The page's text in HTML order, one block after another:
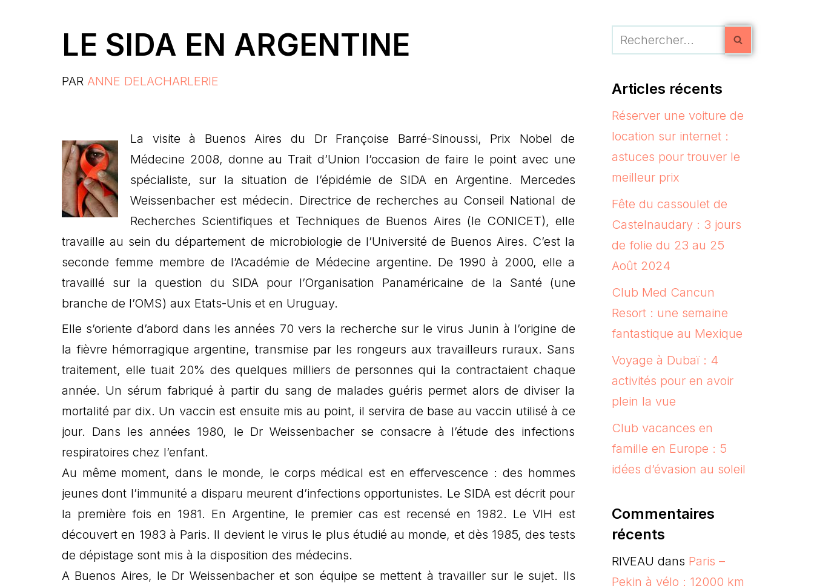
LE SIDA EN ARGENTINE
PAR ANNE DELACHARLERIE
La visite à Buenos Aires du Dr Françoise Barré-Sinoussi, Prix Nobel de
Médecine 2008, donne au Trait d’Union l’occasion de faire le point avec une
spécialiste, sur la situation de l’épidémie de SIDA en Argentine. Mercedes
Weissenbacher est médecin. Directrice de recherches au Conseil National de
Recherches Scientifiques et Techniques de Buenos Aires (le CONICET), elle
travaille au sein du département de microbiologie de l’Université de Buenos Aires. C’est la
seconde femme membre de l’Académie de Médecine argentine. De 1990 à 2000, elle a
travaillé sur la question du SIDA pour l’Organisation Panaméricaine de la Santé (une
branche de l’OMS) aux Etats-Unis et en Uruguay.
Elle s’oriente d’abord dans les années 70 vers la recherche sur le virus Junin à l’origine de
la fièvre hémorragique argentine, transmise par les rongeurs aux travailleurs ruraux. Sans
traitement, elle tuait 20% des quelques milliers de personnes qui la contractaient chaque
année. Un sérum fabriqué à partir du sang de malades guéris permet alors de diviser la
mortalité par dix. Un vaccin est ensuite mis au point, il servira de base au vaccin utilisé à ce
jour. Dans les années 1980, le Dr Weissenbacher se consacre à l’étude des infections
respiratoires chez l’enfant.
Au même moment, dans le monde, le corps médical est en effervescence : des hommes
jeunes dont l’immunité a disparu meurent d’infections opportunistes. Le SIDA est décrit pour
la première fois en 1981. En Argentine, le premier cas est recensé en 1982. Le VIH est
découvert en 1983 à Paris. Il devient le virus le plus étudié au monde, et dès 1985, des tests
de dépistage sont mis à la disposition des médecins.
A Buenos Aires, le Dr Weissenbacher et son équipe se mettent à travailler sur le sujet. Ils
Articles récents
Réserver une voiture de
location sur internet :
astuces pour trouver le
meilleur prix
Fête du cassoulet de
Castelnaudary : 3 jours
de folie du 23 au 25
Août 2024
Club Med Cancun
Resort : une semaine
fantastique au Mexique
Voyage à Dubaï : 4
activités pour en avoir
plein la vue
Club vacances en
famille en Europe : 5
idées d’évasion au soleil
Commentaires
récents
RIVEAU dans Paris –
Pekin à vélo : 12000 km